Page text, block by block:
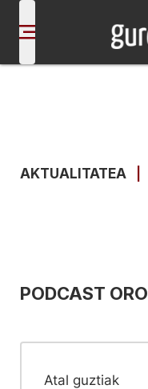
AKTUALITATEA
PODCAST ORO
Atal guztiak